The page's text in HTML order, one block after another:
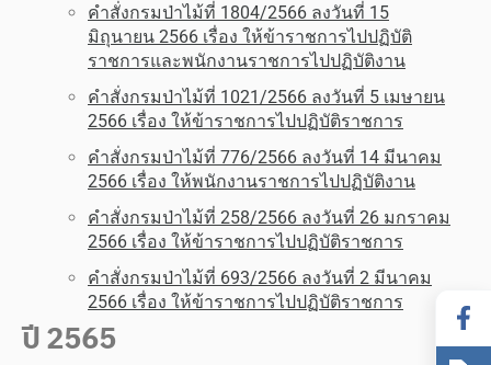
คำสั่งกรมป่าไม้ที่ 1804/2566 ลงวันที่ 15
มิถุนายน 2566 เรื่อง ให้ข้าราชการไปปฏิบัติ
ราชการและพนักงานราชการไปปฏิบัติงาน
คำสั่งกรมป่าไม้ที่ 1021/2566 ลงวันที่ 5 เมษายน
2566 เรื่อง ให้ข้าราชการไปปฏิบัติราชการ
คำสั่งกรมป่าไม้ที่ 776/2566 ลงวันที่ 14 มีนาคม
2566 เรื่อง ให้พนักงานราชการไปปฏิบัติงาน
คำสั่งกรมป่าไม้ที่ 258/2566 ลงวันที่ 26 มกราคม
2566 เรื่อง ให้ข้าราชการไปปฏิบัติราชการ
คำสั่งกรมป่าไม้ที่ 693/2566 ลงวันที่ 2 มีนาคม
2566 เรื่อง ให้ข้าราชการไปปฏิบัติราชการ
ปี 2565